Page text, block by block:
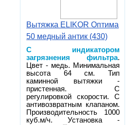
Вытяжка ELIKOR Оптима
50 медный антик (430)
С индикатором
загрязнения фильтра.
Цвет - медь. Минимальная
высота 64 см. Тип
каминной вытяжки -
пристенная. С
регулировкой скорости. С
антивозвратным клапаном.
Производительность 1000
куб.м/ч. Установка -